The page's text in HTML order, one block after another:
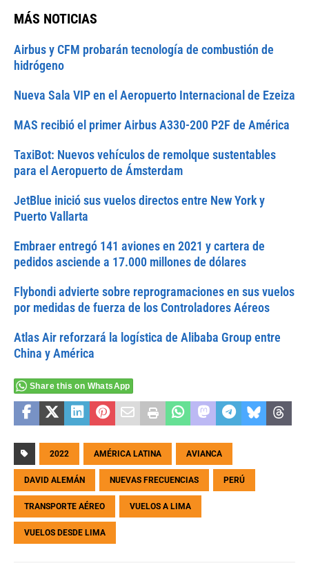
MÁS NOTICIAS
Airbus y CFM probarán tecnología de combustión de
hidrógeno
Nueva Sala VIP en el Aeropuerto Internacional de Ezeiza
MAS recibió el primer Airbus A330-200 P2F de América
TaxiBot: Nuevos vehículos de remolque sustentables
para el Aeropuerto de Ámsterdam
JetBlue inició sus vuelos directos entre New York y
Puerto Vallarta
Embraer entregó 141 aviones en 2021 y cartera de
pedidos asciende a 17.000 millones de dólares
Flybondi advierte sobre reprogramaciones en sus vuelos
por medidas de fuerza de los Controladores Aéreos
Atlas Air reforzará la logística de Alibaba Group entre
China y América
Share this on WhatsApp
2022 AMÉRICA LATINA AVIANCA
DAVID ALEMÁN NUEVAS FRECUENCIAS PERÚ
TRANSPORTE AÉREO VUELOS A LIMA
VUELOS DESDE LIMA